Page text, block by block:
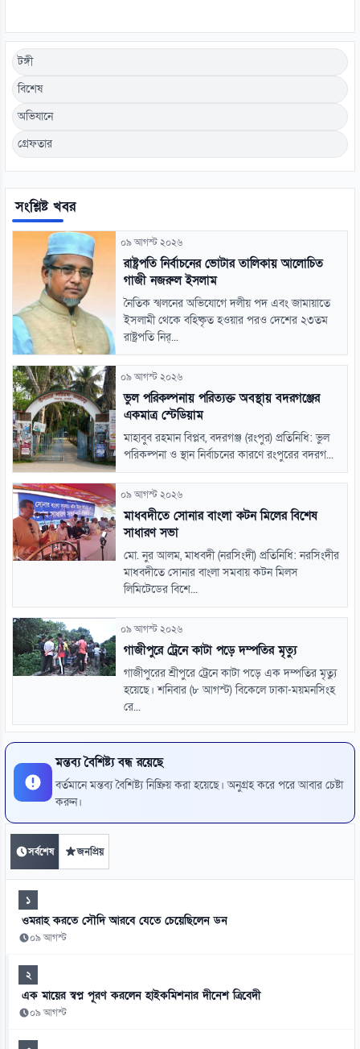
টঙ্গী
বিশেষ
অভিযানে
গ্রেফতার
সংশ্লিষ্ট খবর
০৯ আগস্ট ২০২৬
রাষ্ট্রপতি নির্বাচনের ভোটার তালিকায় আলোচিত
গাজী নজরুল ইসলাম
নৈতিক স্খলনের অভিযোগে দলীয় পদ এবং জামায়াতে
ইসলামী থেকে বহিষ্কৃত হওয়ার পরও দেশের ২৩তম
রাষ্ট্রপতি নির্...
০৯ আগস্ট ২০২৬
ভুল পরিকল্পনায় পরিত্যক্ত অবস্থায় বদরগঞ্জের
একমাত্র স্টেডিয়াম
মাহাবুব রহমান বিপ্লব, বদরগঞ্জ (রংপুর) প্রতিনিধি: ভুল
পরিকল্পনা ও স্থান নির্বাচনের কারণে রংপুরের বদরগ...
০৯ আগস্ট ২০২৬
মাধবদীতে সোনার বাংলা কটন মিলের বিশেষ
সাধারণ সভা
মো. নুর আলম, মাধবদী (নরসিংদী) প্রতিনিধি: নরসিংদীর
মাধবদীতে সোনার বাংলা সমবায় কটন মিলস
লিমিটেডের বিশে...
০৯ আগস্ট ২০২৬
গাজীপুরে ট্রেনে কাটা পড়ে দম্পতির মৃত্যু
গাজীপুরের শ্রীপুরে ট্রেনে কাটা পড়ে এক দম্পতির মৃত্যু
হয়েছে। শনিবার (৮ আগস্ট) বিকেলে ঢাকা-ময়মনসিংহ
রে...
মন্তব্য বৈশিষ্ট্য বন্ধ রয়েছে
বর্তমানে মন্তব্য বৈশিষ্ট্য নিষ্ক্রিয় করা হয়েছে। অনুগ্রহ করে পরে আবার চেষ্টা
করুন।
সর্বশেষ জনপ্রিয়
১
ওমরাহ করতে সৌদি আরবে যেতে চেয়েছিলেন ডন
০৯ আগস্ট
২
এক মায়ের স্বপ্ন পূরণ করলেন হাইকমিশনার দীনেশ ত্রিবেদী
০৯ আগস্ট